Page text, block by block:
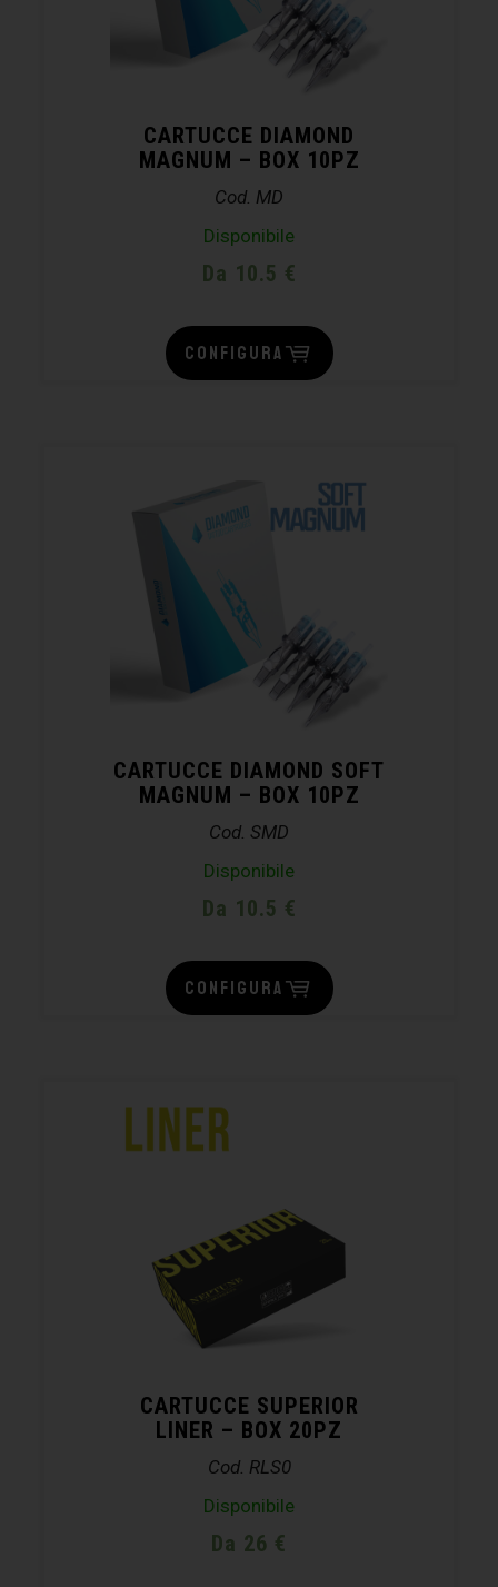
CARTUCCE DIAMOND
MAGNUM – BOX 10PZ
Cod. MD
Disponibile
Da 10.5 €
CONFIGURA
CARTUCCE DIAMOND SOFT
MAGNUM – BOX 10PZ
Cod. SMD
Disponibile
Da 10.5 €
CONFIGURA
CARTUCCE SUPERIOR
LINER – BOX 20PZ
Cod. RLS0
Disponibile
Da 26 €